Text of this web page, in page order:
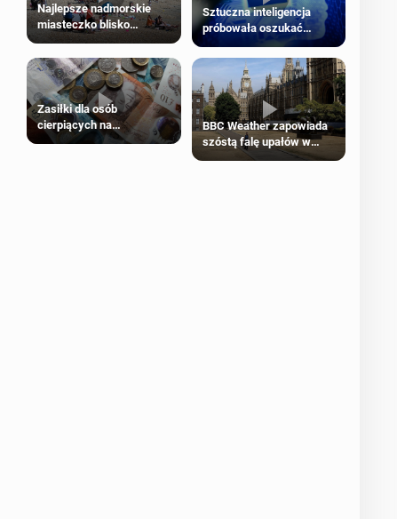
Najlepsze nadmorskie
miasteczko blisko
Londynu
Sztuczna inteligencja
próbowała oszukać
człowieka
Zasiłki dla osób
cierpiących na
schorzenia psychiczne
BBC Weather zapowiada
szóstą falę upałów w
Londynie